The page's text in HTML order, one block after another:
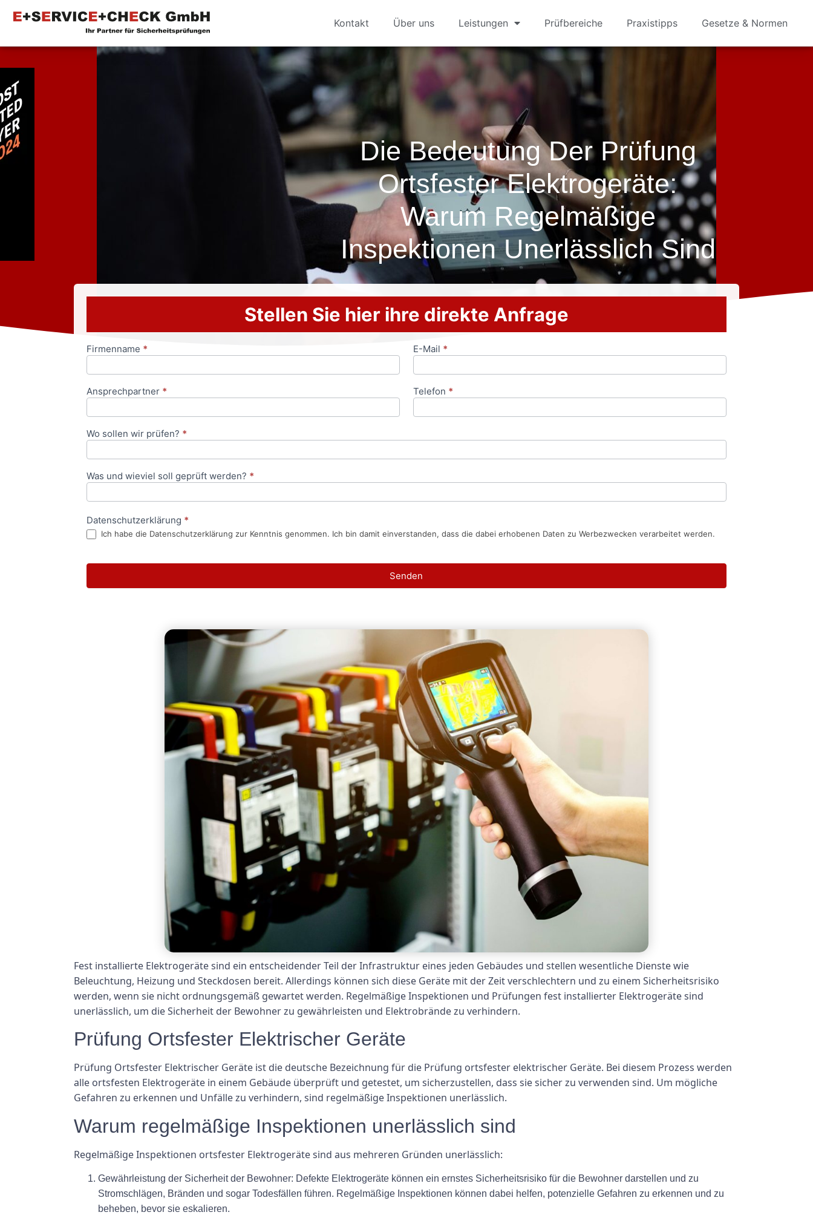
Kontakt Über uns Leistungen Prüfbereiche Praxistipps Gesetze & Normen
Die Bedeutung Der Prüfung
Ortsfester Elektrogeräte:
Warum Regelmäßige
Inspektionen Unerlässlich Sind
Stellen Sie hier ihre direkte Anfrage
Anfrageformular
Firmenname * E-Mail *
Ansprechpartner * Telefon *
Wo sollen wir prüfen? *
Was und wieviel soll geprüft werden? *
Datenschutzerklärung *
Ich habe die Datenschutzerklärung zur Kenntnis genommen. Ich bin damit einverstanden, dass die dabei erhobenen Daten zu Werbezwecken verarbeitet werden.
Senden
Fest installierte Elektrogeräte sind ein entscheidender Teil der Infrastruktur eines jeden Gebäudes und stellen wesentliche Dienste wie
Beleuchtung, Heizung und Steckdosen bereit. Allerdings können sich diese Geräte mit der Zeit verschlechtern und zu einem Sicherheitsrisiko
werden, wenn sie nicht ordnungsgemäß gewartet werden. Regelmäßige Inspektionen und Prüfungen fest installierter Elektrogeräte sind
unerlässlich, um die Sicherheit der Bewohner zu gewährleisten und Elektrobrände zu verhindern.
Prüfung Ortsfester Elektrischer Geräte
Prüfung Ortsfester Elektrischer Geräte ist die deutsche Bezeichnung für die Prüfung ortsfester elektrischer Geräte. Bei diesem Prozess werden
alle ortsfesten Elektrogeräte in einem Gebäude überprüft und getestet, um sicherzustellen, dass sie sicher zu verwenden sind. Um mögliche
Gefahren zu erkennen und Unfälle zu verhindern, sind regelmäßige Inspektionen unerlässlich.
Warum regelmäßige Inspektionen unerlässlich sind
Regelmäßige Inspektionen ortsfester Elektrogeräte sind aus mehreren Gründen unerlässlich:
Gewährleistung der Sicherheit der Bewohner: Defekte Elektrogeräte können ein ernstes Sicherheitsrisiko für die Bewohner darstellen und zu
Stromschlägen, Bränden und sogar Todesfällen führen. Regelmäßige Inspektionen können dabei helfen, potenzielle Gefahren zu erkennen und zu
beheben, bevor sie eskalieren.